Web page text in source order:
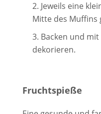
Jeweils eine
Mitte des Muffins
Backen und
dekorieren.
Fruchtspieße